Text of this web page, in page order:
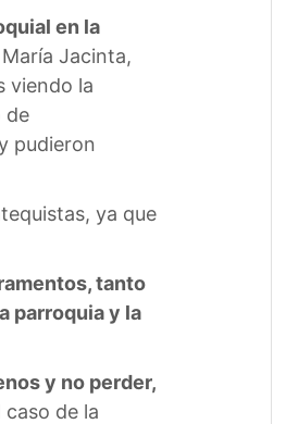
en la
Jacinta,
viendo la
de
pudieron
ya que
tanto
parroquia y la
y no perder,
de la